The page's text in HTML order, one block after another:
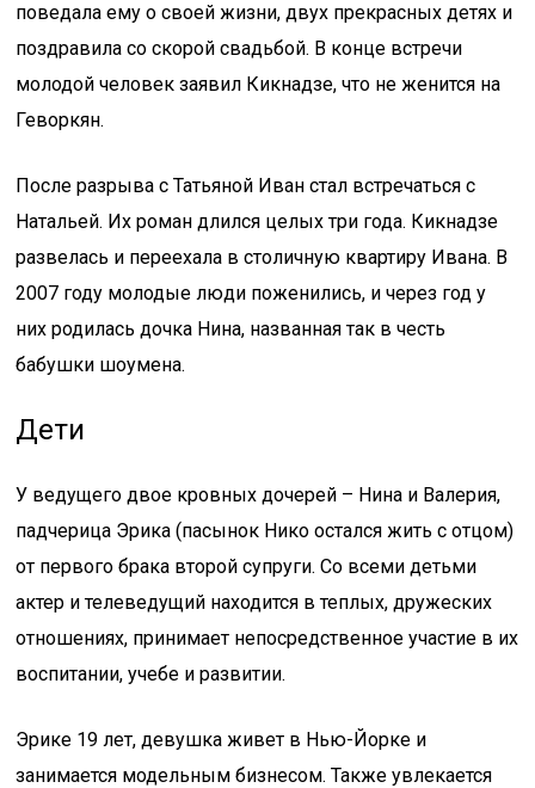
поведала ему о своей жизни, двух прекрасных детях и
поздравила со скорой свадьбой. В конце встречи
молодой человек заявил Кикнадзе, что не женится на
Геворкян.
После разрыва с Татьяной Иван стал встречаться с
Натальей. Их роман длился целых три года. Кикнадзе
развелась и переехала в столичную квартиру Ивана. В
2007 году молодые люди поженились, и через год у
них родилась дочка Нина, названная так в честь
бабушки шоумена.
Дети
У ведущего двое кровных дочерей – Нина и Валерия,
падчерица Эрика (пасынок Нико остался жить с отцом)
от первого брака второй супруги. Со всеми детьми
актер и телеведущий находится в теплых, дружеских
отношениях, принимает непосредственное участие в их
воспитании, учебе и развитии.
Эрике 19 лет, девушка живет в Нью-Йорке и
занимается модельным бизнесом. Также увлекается